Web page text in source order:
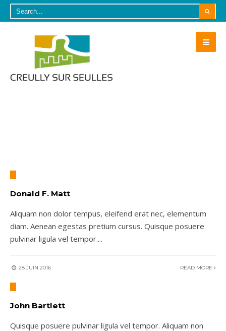
Donald F. Matt
Aliquam non dolor tempus, eleifend erat nec, elementum
diam. Aenean egestas pretium cursus. Quisque posuere
pulvinar ligula vel tempor....
28 JUIN 2016 READ MORE
John Bartlett
Quisque posuere pulvinar ligula vel tempor. Aliquam non